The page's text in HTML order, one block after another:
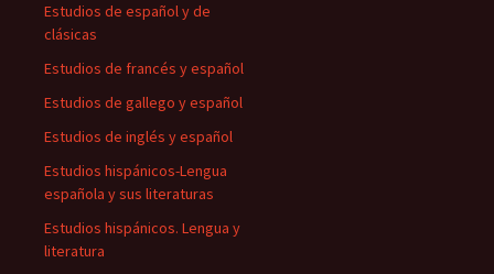
Estudios de español y de
clásicas
Estudios de francés y español
Estudios de gallego y español
Estudios de inglés y español
Estudios hispánicos-Lengua
española y sus literaturas
Estudios hispánicos. Lengua y
literatura